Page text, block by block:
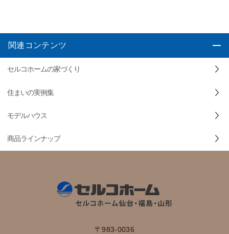
関連コンテンツ
セルコホームの家づくり
住まいの実例集
モデルハウス
商品ラインナップ
〒983-0036